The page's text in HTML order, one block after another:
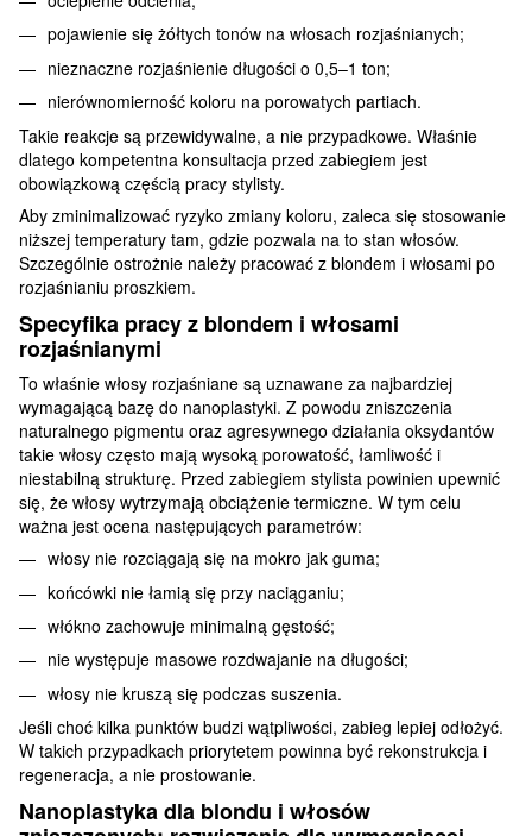
pojawienie się żółtych tonów na włosach rozjaśnianych;
nieznaczne rozjaśnienie długości o 0,5–1 ton;
nierównomierność koloru na porowatych partiach.
Takie reakcje są przewidywalne, a nie przypadkowe. Właśnie
dlatego kompetentna konsultacja przed zabiegiem jest
obowiązkową częścią pracy stylisty.
Aby zminimalizować ryzyko zmiany koloru, zaleca się stosowanie
niższej temperatury tam, gdzie pozwala na to stan włosów.
Szczególnie ostrożnie należy pracować z blondem i włosami po
rozjaśnianiu proszkiem.
Specyfika pracy z blondem i włosami
rozjaśnianymi
To właśnie włosy rozjaśniane są uznawane za najbardziej
wymagającą bazę do nanoplastyki. Z powodu zniszczenia
naturalnego pigmentu oraz agresywnego działania oksydantów
takie włosy często mają wysoką porowatość, łamliwość i
niestabilną strukturę. Przed zabiegiem stylista powinien upewnić
się, że włosy wytrzymają obciążenie termiczne. W tym celu
ważna jest ocena następujących parametrów:
włosy nie rozciągają się na mokro jak guma;
końcówki nie łamią się przy naciąganiu;
włókno zachowuje minimalną gęstość;
nie występuje masowe rozdwajanie na długości;
włosy nie kruszą się podczas suszenia.
Jeśli choć kilka punktów budzi wątpliwości, zabieg lepiej odłożyć.
W takich przypadkach priorytetem powinna być rekonstrukcja i
regeneracja, a nie prostowanie.
Nanoplastyka dla blondu i włosów